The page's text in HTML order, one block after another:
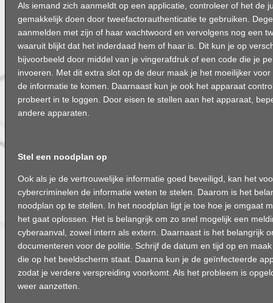
Als iemand zich aanmeldt op een applicatie, controleer of het de
gemakkelijk doen door tweefactorauthenticatie te gebruiken.
aanmelden met zijn of haar wachtwoord en vervolgens nog een
waaruit blijkt dat het inderdaad hem of haar is. Dit kun je op
bijvoorbeeld door middel van je vingerafdruk of een code die je
invoeren. Met dit extra slot op de deur maak je het moeilijker
de informatie te komen. Daarnaast kun je ook het apparaat
probeert in te loggen. Door eisen te stellen aan het apparaat,
andere apparaten.
Stel een noodplan op
Ook als je de vertrouwelijke informatie goed beveiligd, kan het
cybercriminelen de informatie weten te stelen. Daarom is het
noodplan op te stellen. In het noodplan ligt je toe hoe je omgaat
het gaat oplossen. Het is belangrijk om zo snel mogelijk een
cyberaanval, zowel intern als extern. Daarnaast is het belangrijk
documenteren voor de politie. Schrijf de datum en tijd op en
die op het beeldscherm staat. Daarna kun je de geïnfecteerde
zodat je verdere verspreiding voorkomt. Als het probleem is
weer aanzetten.